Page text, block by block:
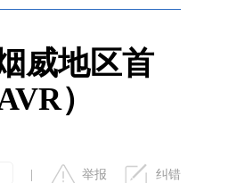
威地区首
）
举报 纠错